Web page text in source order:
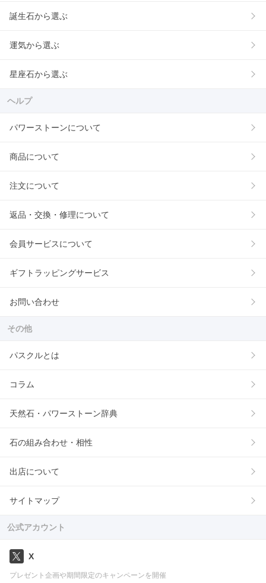
誕生石から選ぶ
運気から選ぶ
星座石から選ぶ
ヘルプ
パワーストーンについて
商品について
注文について
返品・交換・修理について
会員サービスについて
ギフトラッピングサービス
お問い合わせ
その他
パスクルとは
コラム
天然石・パワーストーン辞典
石の組み合わせ・相性
出店について
サイトマップ
公式アカウント
X
プレゼント企画や期間限定のキャンペーンを開催